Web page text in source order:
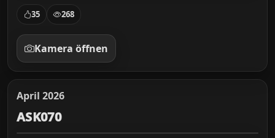
35 268
Kamera öffnen
April 2026
ASK070